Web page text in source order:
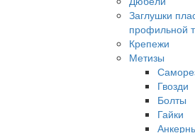
Заглушки
профильной
Крепежи
Метизы
Гвозди
Болты
Гайки